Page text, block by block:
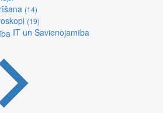
(14)
(19)
IT un Savienojamība